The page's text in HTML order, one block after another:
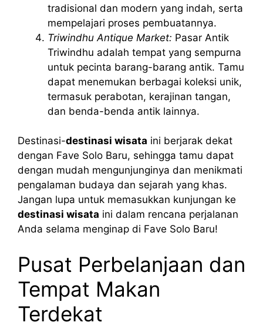
tradisional dan modern yang indah, serta
mempelajari proses pembuatannya.
Triwindhu Antique Market: Pasar Antik
Triwindhu adalah tempat yang sempurna
untuk pecinta barang-barang antik. Tamu
dapat menemukan berbagai koleksi unik,
termasuk perabotan, kerajinan tangan,
dan benda-benda antik lainnya.
Destinasi-destinasi wisata ini berjarak dekat
dengan Fave Solo Baru, sehingga tamu dapat
dengan mudah mengunjunginya dan menikmati
pengalaman budaya dan sejarah yang khas.
Jangan lupa untuk memasukkan kunjungan ke
destinasi wisata ini dalam rencana perjalanan
Anda selama menginap di Fave Solo Baru!
Pusat Perbelanjaan dan
Tempat Makan
Terdekat